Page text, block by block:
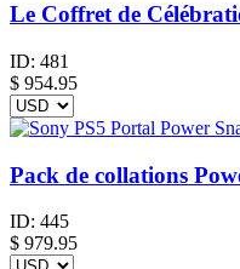
Le Coffret de
ID: 481
$ 954.95
Pack de collations
ID: 445
$ 979.95